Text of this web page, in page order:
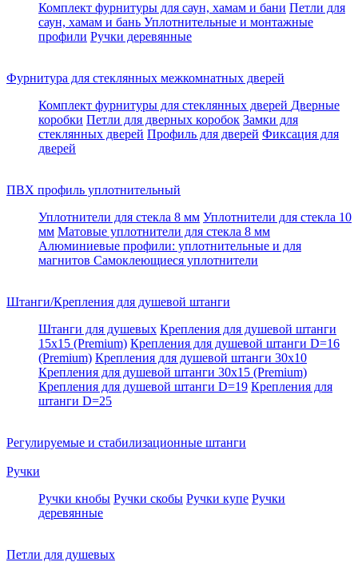
Комплект фурнитуры для саун, хамам и бани Петли для
саун, хамам и бань Уплотнительные и монтажные
профили Ручки деревянные
Фурнитура для стеклянных межкомнатных дверей
Комплект фурнитуры для стеклянных дверей Дверные
коробки Петли для дверных коробок Замки для
стеклянных дверей Профиль для дверей Фиксация для
дверей
ПВХ профиль уплотнительный
Уплотнители для стекла 8 мм Уплотнители для стекла 10
мм Матовые уплотнители для стекла 8 мм
Алюминиевые профили: уплотнительные и для
магнитов Самоклеющиеся уплотнители
Штанги/Крепления для душевой штанги
Штанги для душевых Крепления для душевой штанги
15х15 (Premium) Крепления для душевой штанги D=16
(Premium) Крепления для душевой штанги 30x10
Крепления для душевой штанги 30x15 (Premium)
Крепления для душевой штанги D=19 Крепления для
штанги D=25
Регулируемые и стабилизационные штанги
Ручки
Ручки кнобы Ручки скобы Ручки купе Ручки
деревянные
Петли для душевых